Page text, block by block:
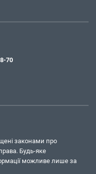
70
законами про
Будь-яке
можливе лише за